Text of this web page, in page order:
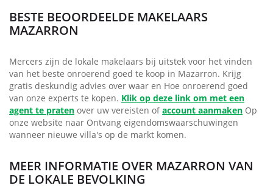
BESTE BEOORDEELDE MAKELAARS
MAZARRON
Mercers zijn de lokale makelaars bij uitstek voor het vinden
van het beste onroerend goed te koop in Mazarron. Krijg
gratis deskundig advies over waar en Hoe onroerend goed
van onze experts te kopen. Klik op deze link om met een
agent te praten over uw vereisten ofaccount aanmaken Op
onze website naar Ontvang eigendomswaarschuwingen
wanneer nieuwe villa's op de markt komen.
MEER INFORMATIE OVER MAZARRON VAN
DE LOKALE BEVOLKING